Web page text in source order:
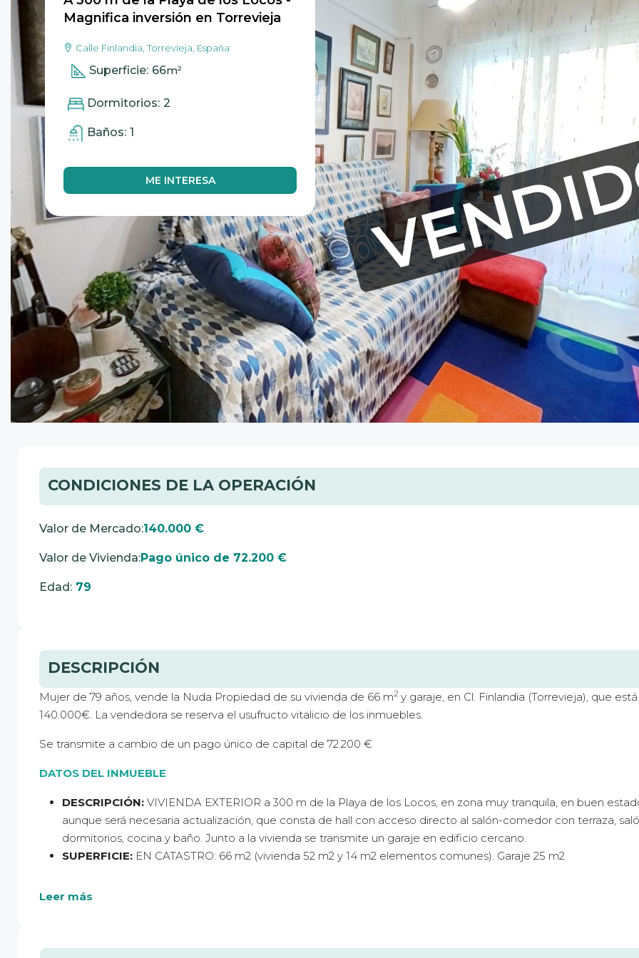
Magnifica inversión en Torrevieja
Calle Finlandia, Torrevieja, España
Superficie: m²
66
Dormitorios: 2
Baños: 1
ME INTERESA
CONDICIONES DE LA OPERACIÓN
Valor de Mercado:140.000 €
Valor de Vivienda:Pago único de 72.200 €
Edad: 79
DESCRIPCIÓN
Mujer de 79 años, vende la Nuda Propiedad de su vivienda de 66 m2 y garaje, en Cl. Finlandia (Torrevieja), que
140.000€. La vendedora se reserva el usufructo vitalicio de los inmuebles.
Se transmite a cambio de un pago único de capital de 72.200 €
DATOS DEL INMUEBLE
DESCRIPCIÓN: VIVIENDA EXTERIOR a 300 m de la Playa de los Locos, en zona muy tranquila, en buen
aunque será necesaria actualización, que consta de hall con acceso directo al salón-comedor con terraza,
dormitorios, cocina y baño. Junto a la vivienda se transmite un garaje en edificio cercano.
SUPERFICIE: EN CATASTRO: 66 m2 (vivienda 52 m2 y 14 m2 elementos comunes). Garaje 25 m2
Leer más